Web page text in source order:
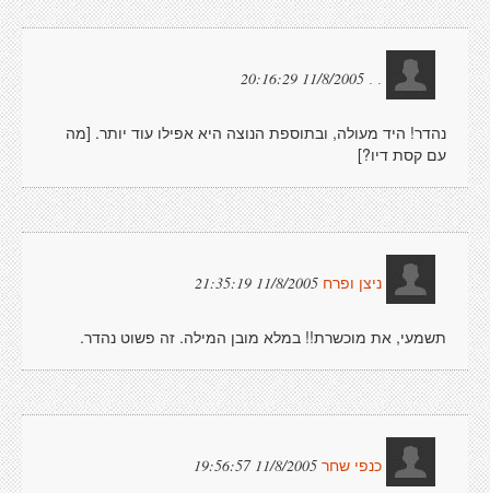
. .
11/8/2005 20:16:29
נהדר! היד מעולה, ובתוספת הנוצה היא אפילו עוד יותר. [מה
עם קסת דיו?]
ניצן ופרח 11/8/2005 21:35:19
תשמעי, את מוכשרת!! במלא מובן המילה. זה פשוט נהדר.
כנפי שחר 11/8/2005 19:56:57